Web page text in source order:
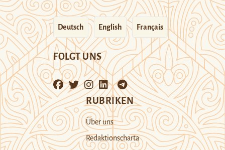
Deutsch English Français
FOLGT UNS
RUBRIKEN
Über uns
Redaktionscharta